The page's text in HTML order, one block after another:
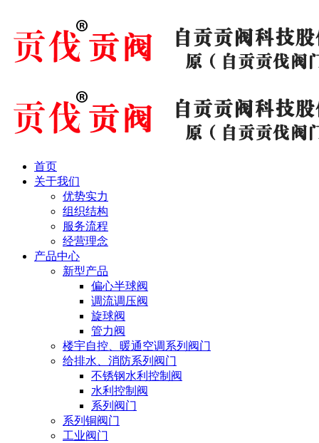
首页
关于我们
优势实力
组织结构
服务流程
经营理念
产品中心
新型产品
偏心半球阀
调流调压阀
旋球阀
管力阀
楼宇自控、暖通空调系列阀门
给排水、消防系列阀门
不锈钢水利控制阀
水利控制阀
系列阀门
系列铜阀门
工业阀门